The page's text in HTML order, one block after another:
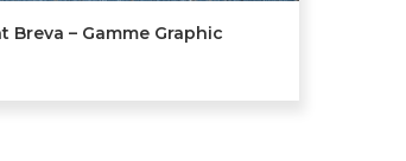
Breva – Gamme Graphic